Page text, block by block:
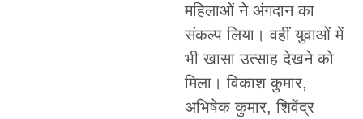
महिलाओं ने अंगदान का
संकल्प लिया। वहीं युवाओं में
भी खासा उत्साह देखने को
मिला। विकाश कुमार,
अभिषेक कुमार, शिवेंद्र